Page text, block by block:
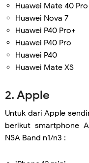
Huawei Mate 40 Pro
Huawei Nova 7
Huawei P40 Pro+
Huawei P40 Pro
Huawei P40
Huawei Mate XS
2. Apple
Untuk dari Apple
berikut smartphone
NSA Band n1/n3 :